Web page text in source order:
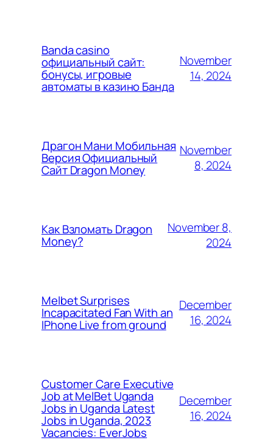
Banda casino
официальный сайт:
бонусы, игровые
автоматы в казино Банда
November
14, 2024
Драгон Мани Мобильная
Версия Официальный
Сайт Dragon Money
November
8, 2024
Как Взломать Dragon
Money?
November 8,
2024
Melbet Surprises
Incapacitated Fan With an
IPhone Live from ground
December
16, 2024
Customer Care Executive
Job at MelBet Uganda
Jobs in Uganda Latest
Jobs in Uganda, 2023
Vacancies: EverJobs
December
16, 2024